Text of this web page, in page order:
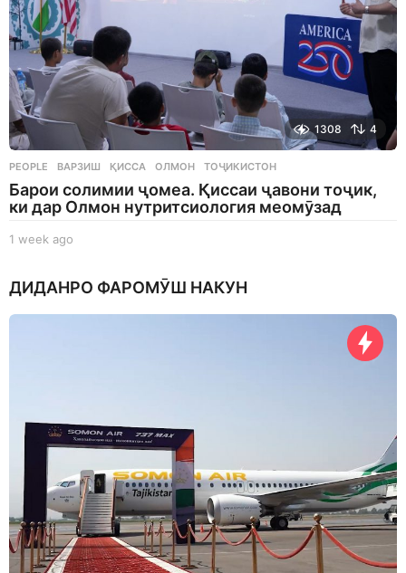
1308 4
PEOPLE ВАРЗИШ ,ҚИССА ,ОЛМОН ,ТОҶИКИСТОН
Барои солимии ҷомеа. Қиссаи ҷавони тоҷик,
ки дар Олмон нутритсиология меомӯзад
1 week ago
e
ДИДАНРО ФАРОМӮШ НАКУН